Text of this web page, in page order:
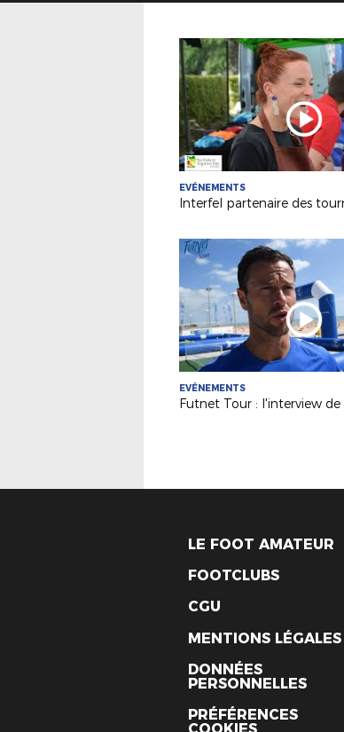
EVÉNEMENTS
EVÉNEMENTS
LE FOOT AMATEUR
FOOTCLUBS
CGU
MENTIONS LÉGALES
DONNÉES
PERSONNELLES
PRÉFÉRENCES